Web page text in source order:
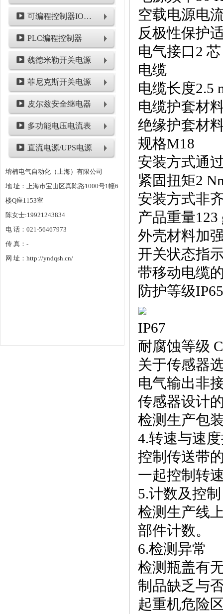
可编程控制器IO模块
PLC编程控制器
魏德米勒开关电源
菲尼克斯开关电源
皮尔兹安全继电器
多功能电压电流表
直流电源/UPS电源
堉楠电气自动化（上海）有限公司
地 址：上海市宝山区真陈路1000号1幢6
楼Q座1153室
陈女士:19921243834
电 话：021-56467973
传 真：-
网 址：http://yndqsh.cn/
空载电源电
反极性保护
电气接口2 芯
电缆
电缆长度2.5
电缆护套材
绝缘护套材
规格M18
安装方式通
紧固扭矩2
安装方式非
产品重量123
外壳材料加
开关状态指
带移动电缆
防护等级
IP67
耐腐蚀等级
关于传感器
电气输出非
传感器设计
检测生产包
4.转速与速
控制传送带
一起控制转
5.计数及控制
检测生产线
部件计数。
6.检测异常
检测瓶盖有
制品缺乏与
起重机危险